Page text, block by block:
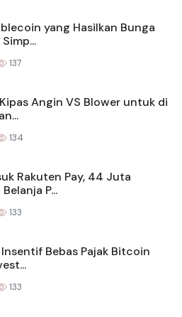
yang Hasilkan Bunga
137
Angin VS Blower untuk di
134
Rakuten Pay, 44 Juta
P...
133
Bebas Pajak Bitcoin
133